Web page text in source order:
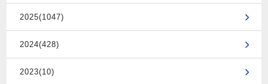
2025(1047)
2024(428)
2023(10)